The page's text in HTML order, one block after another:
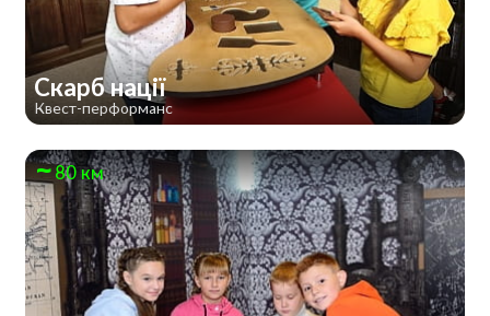
Скарб нації
Квест-перформанс
80 км